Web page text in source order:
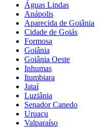
Águas Lindas
Anápolis
Aparecida de Goiânia
Cidade de Goiás
Formosa
Goiânia
Goiânia Oeste
Inhumas
Itumbiara
Jataí
Luziânia
Senador Canedo
Uruaçu
Valparaíso